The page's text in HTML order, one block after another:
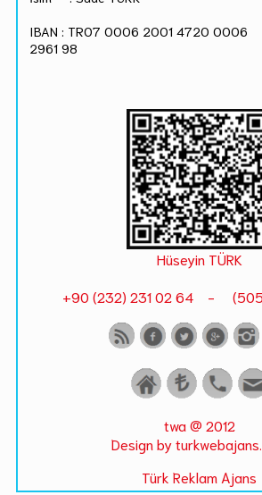
IBAN : TR07 0006 2001 4720 0006
2961 98
Hüseyin TÜRK
+90 (232) 231 02 64 -
twa @ 2012
Design by
Türk Reklam Ajans